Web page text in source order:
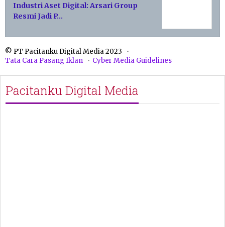
Industri Aset Digital: Arsari Group
Resmi Jadi P…
© PT Pacitanku Digital Media 2023
Tata Cara Pasang Iklan
Cyber Media Guidelines
Pacitanku Digital Media